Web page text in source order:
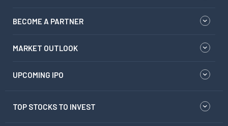
BECOME A PARTNER
MARKET OUTLOOK
UPCOMING IPO
TOP STOCKS TO INVEST